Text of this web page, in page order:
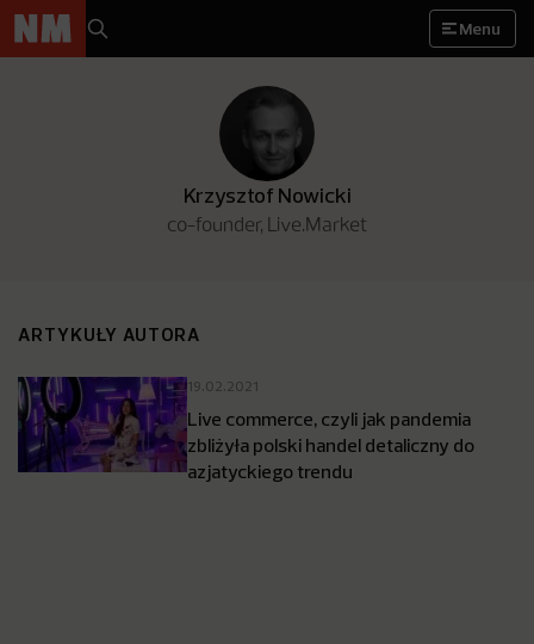
Menu
Krzysztof Nowicki
co-founder, Live.Market
ARTYKUŁY AUTORA
19.02.2021
Live commerce, czyli jak pandemia
zbliżyła polski handel detaliczny do
azjatyckiego trendu